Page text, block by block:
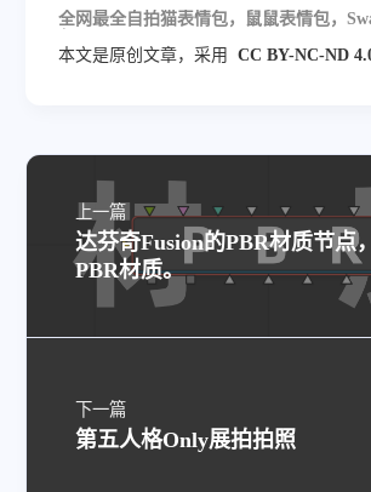
全网最全自拍猫表情包，鼠鼠表情包，
本文是原创文章，采用
CC BY-NC-ND
上一篇
达芬奇Fusion的PBR材质节点
PBR材质。
下一篇
第五人格Only展拍拍照